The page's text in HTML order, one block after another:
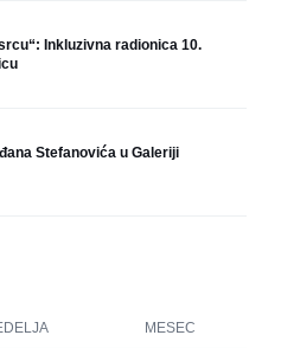
Inkluzivna radionica 10.
Stefanovića u Galeriji
MESEC